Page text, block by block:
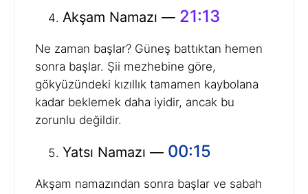
Akşam Namazı — 21:13
Ne zaman başlar? Güneş battıktan hemen
sonra başlar. Şii mezhebine göre,
gökyüzündeki kızıllık tamamen kaybolana
kadar beklemek daha iyidir, ancak bu
zorunlu değildir.
Yatsı Namazı — 00:15
Akşam namazından sonra başlar ve sabah